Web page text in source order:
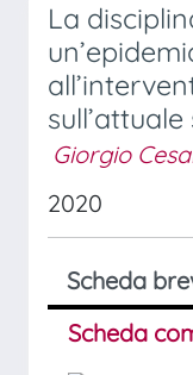
La
Giorgio
2020
Scheda
Scheda